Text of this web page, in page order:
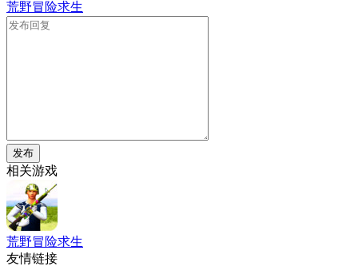
荒野冒险求生
发布
相关游戏
荒野冒险求生
友情链接